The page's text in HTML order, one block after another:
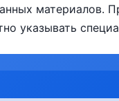
материалов.
указывать